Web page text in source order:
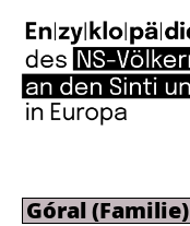
Góral (Familie)